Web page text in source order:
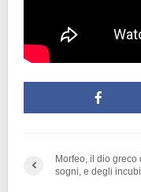
Morfeo, il dio greco
sogni, e degli incubi